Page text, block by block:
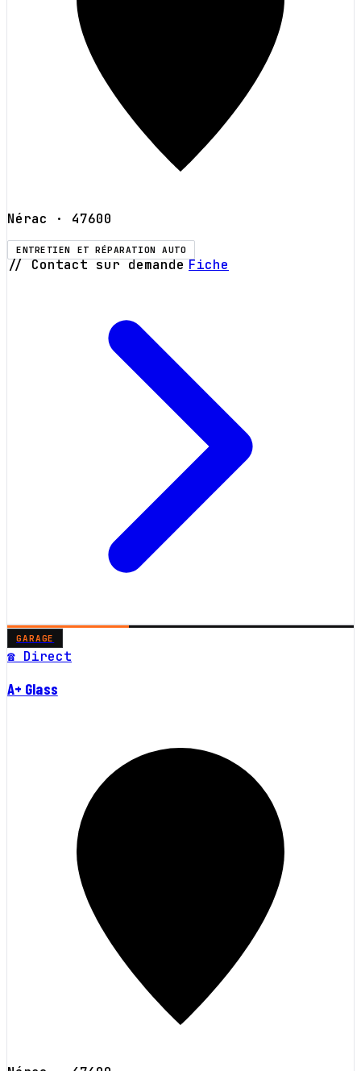
Nérac · 47600
ENTRETIEN ET RÉPARATION AUTO
// Contact sur demande Fiche
GARAGE
☎ Direct
A+ Glass